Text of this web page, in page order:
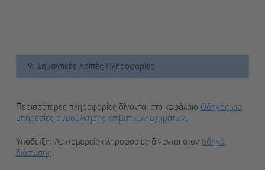
9. Σημαντικές Λοιπές Πληροφορίες
Περισσότερες πληροφορίες δίνονται στο κεφάλαιο Οδηγός για
υπηρεσίες ρυμούλκησης επιβατικών οχημάτων
Υπόδειξη: Λεπτομερείς πληροφορίες δίνονται στον οδηγό
διάσωσης.